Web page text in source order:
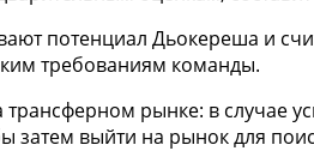
потенциал Дьокереша и
требованиям команды.
рынке: в случае
затем выйти на рынок для